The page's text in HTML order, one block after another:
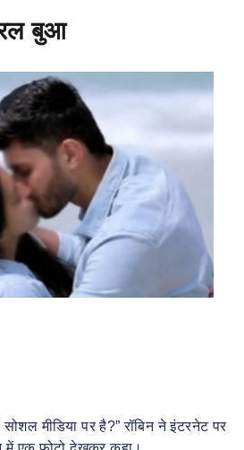
बुआ
मीडिया पर है?” रॉबिन ने इंटरनेट पर